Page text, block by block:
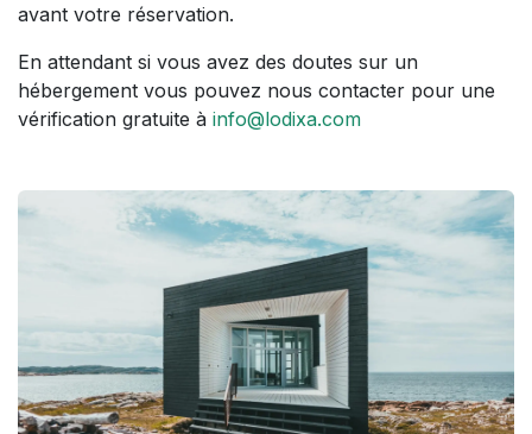
avant votre réservation.
En attendant si vous avez des doutes sur un
hébergement vous pouvez nous contacter pour une
vérification gratuite à info@lodixa.com